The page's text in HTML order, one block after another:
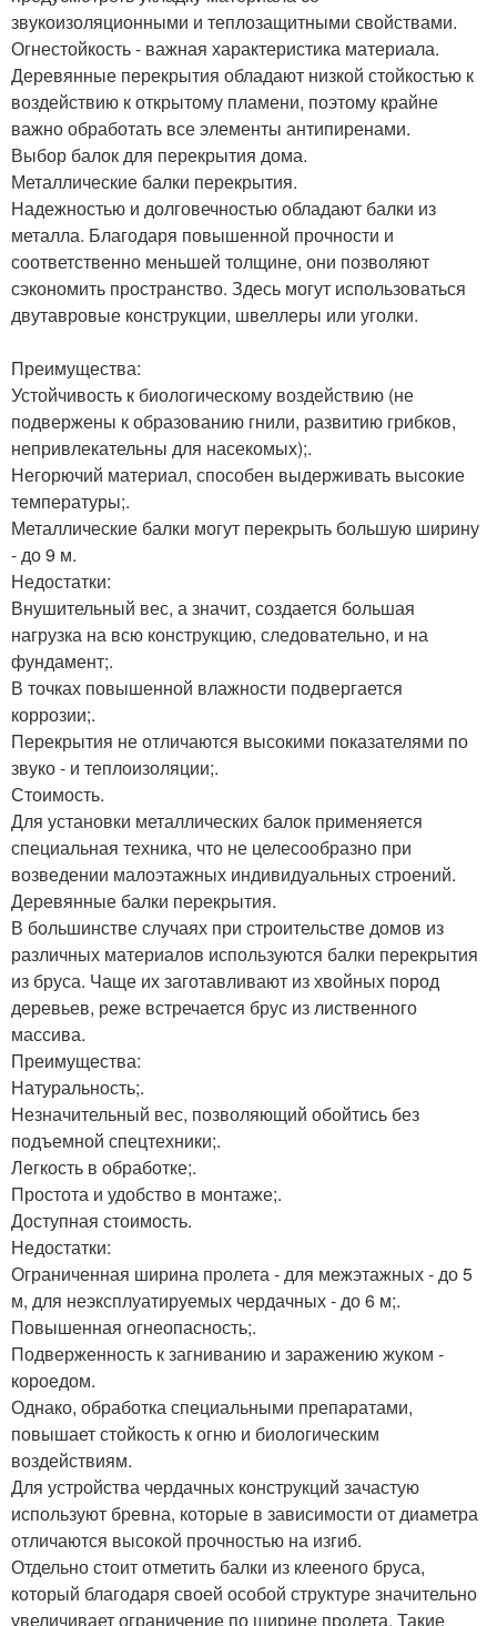
звукоизоляционными и теплозащитными свойствами.
Огнестойкость - важная характеристика материала.
Деревянные перекрытия обладают низкой стойкостью к
воздействию к открытому пламени, поэтому крайне
важно обработать все элементы антипиренами.
Выбор балок для перекрытия дома.
Металлические балки перекрытия.
Надежностью и долговечностью обладают балки из
металла. Благодаря повышенной прочности и
соответственно меньшей толщине, они позволяют
сэкономить пространство. Здесь могут использоваться
двутавровые конструкции, швеллеры или уголки.
Преимущества:
Устойчивость к биологическому воздействию (не
подвержены к образованию гнили, развитию грибков,
непривлекательны для насекомых);.
Негорючий материал, способен выдерживать высокие
температуры;.
Металлические балки могут перекрыть большую ширину
- до 9 м.
Недостатки:
Внушительный вес, а значит, создается большая
нагрузка на всю конструкцию, следовательно, и на
фундамент;.
В точках повышенной влажности подвергается
коррозии;.
Перекрытия не отличаются высокими показателями по
звуко - и теплоизоляции;.
Стоимость.
Для установки металлических балок применяется
специальная техника, что не целесообразно при
возведении малоэтажных индивидуальных строений.
Деревянные балки перекрытия.
В большинстве случаях при строительстве домов из
различных материалов используются балки перекрытия
из бруса. Чаще их заготавливают из хвойных пород
деревьев, реже встречается брус из лиственного
массива.
Преимущества:
Натуральность;.
Незначительный вес, позволяющий обойтись без
подъемной спецтехники;.
Легкость в обработке;.
Простота и удобство в монтаже;.
Доступная стоимость.
Недостатки:
Ограниченная ширина пролета - для межэтажных - до 5
м, для неэксплуатируемых чердачных - до 6 м;.
Повышенная огнеопасность;.
Подверженность к загниванию и заражению жуком -
короедом.
Однако, обработка специальными препаратами,
повышает стойкость к огню и биологическим
воздействиям.
Для устройства чердачных конструкций зачастую
используют бревна, которые в зависимости от диаметра
отличаются высокой прочностью на изгиб.
Отдельно стоит отметить балки из клееного бруса,
который благодаря своей особой структуре значительно
увеличивает ограничение по ширине пролета. Такие